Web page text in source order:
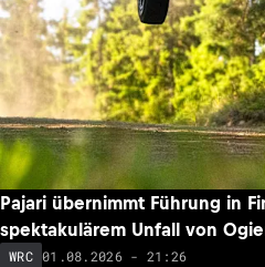
Pajari übernimmt Führung in
spektakulärem Unfall von
WRC 01.08.2026 - 21:26